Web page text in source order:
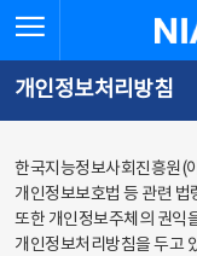
바로가기
바로가기
한국
개인정보처리방침
한국지능정보사회진흥원(
개인정보보호법 등 관련 법
또한 개인정보주체의 권익
개인정보처리방침을 두고